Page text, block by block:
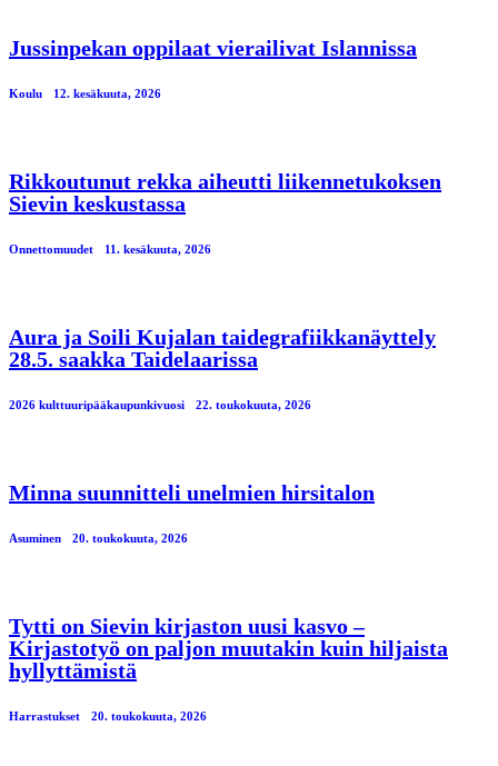
Jussinpekan oppilaat vierailivat Islannissa
Koulu 12. kesäkuuta, 2026
Rikkoutunut rekka aiheutti liikennetukoksen
Sievin keskustassa
Onnettomuudet 11. kesäkuuta, 2026
Aura ja Soili Kujalan taidegrafiikkanäyttely
28.5. saakka Taidelaarissa
2026 kulttuuripääkaupunkivuosi 22. toukokuuta, 2026
Minna suunnitteli unelmien hirsitalon
Asuminen 20. toukokuuta, 2026
Tytti on Sievin kirjaston uusi kasvo –
Kirjastotyö on paljon muutakin kuin hiljaista
hyllyttämistä
Harrastukset 20. toukokuuta, 2026